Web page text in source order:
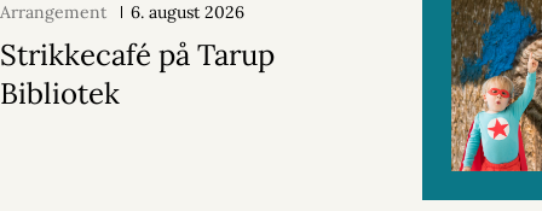
Arrangement 6. august 2026
Strikkecafé på Tarup
Bibliotek